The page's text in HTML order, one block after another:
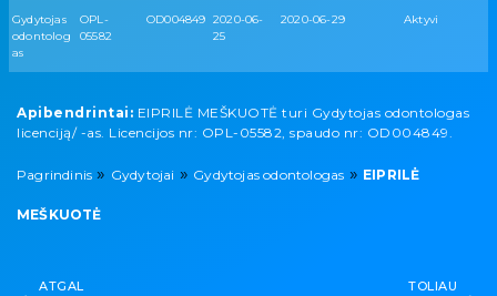
Gydytojas
odontolog
as
OPL-
05582
OD004849 2020-06-
25
2020-06-29 Aktyvi
Apibendrintai: EIPRILĖ MEŠKUOTĖ turi Gydytojas odontologas
licenciją/ -as. Licencijos nr: OPL-05582, spaudo nr: OD004849.
Pagrindinis » Gydytojai » Gydytojas odontologas » EIPRILĖ
MEŠKUOTĖ
ATGAL TOLIAU